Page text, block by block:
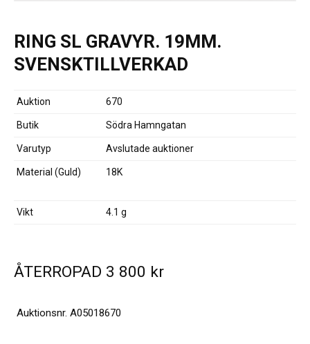
RING SL GRAVYR. 19MM.
SVENSKTILLVERKAD
Auktion 670
Butik Södra Hamngatan
Varutyp Avslutade auktioner
Material (Guld) 18K
Vikt 4.1 g
ÅTERROPAD 3 800 kr
Auktionsnr. A05018670